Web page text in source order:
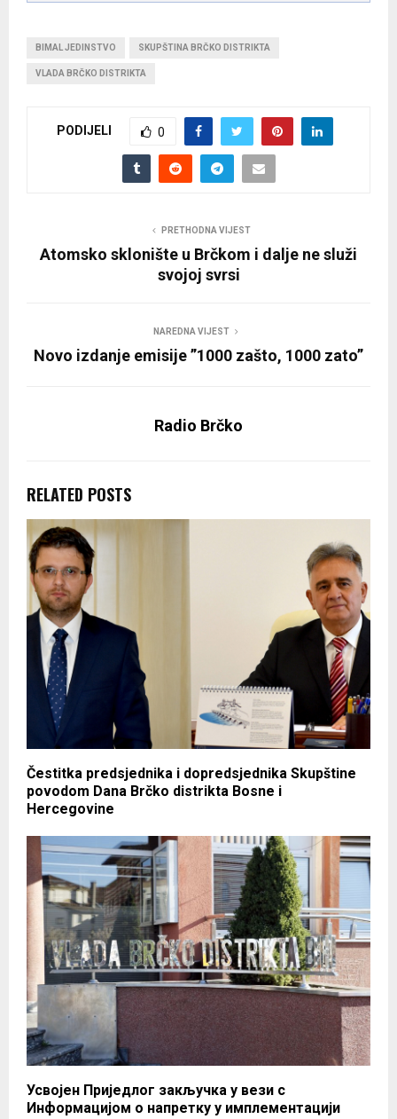
BIMAL JEDINSTVO SKUPŠTINA BRČKO DISTRIKTA
VLADA BRČKO DISTRIKTA
PODIJELI 0
PRETHODNA VIJEST
Atomsko sklonište u Brčkom i dalje ne služi
svojoj svrsi
NAREDNA VIJEST
Novo izdanje emisije ”1000 zašto, 1000 zato”
Radio Brčko
RELATED POSTS
Čestitka predsjednika i dopredsjednika Skupštine
povodom Dana Brčko distrikta Bosne i
Hercegovine
Усвојен Приједлог закључка у вези с
Информацијом о напретку у имплементацији